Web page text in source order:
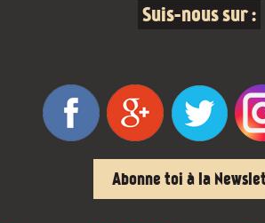
Suis-nous sur :
Abonne toi à la